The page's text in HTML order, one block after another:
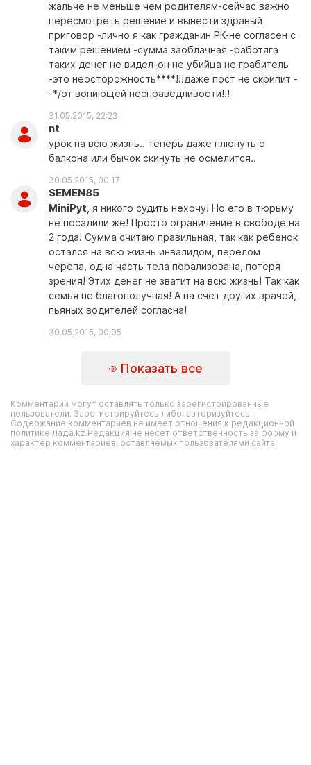
жальче не меньше чем родителям-сейчас важно
пересмотреть решение и вынести здравый
приговор -лично я как гражданин РК-не согласен с
таким решением -сумма заоблачная -работяга
таких денег не видел-он не убийца не грабитель
-это неосторожность****!!!даже пост не скрипит -
-*/от вопиющей несправедливости!!!
31.05.2015, 22:23
nt
урок на всю жизнь.. теперь даже плюнуть с
балкона или бычок скинуть не осмелится..
30.05.2015, 00:17
SEMEN85
MiniPyt , я никого судить нехочу! Но его в тюрьму
не посадили же! Просто ограничение в свободе на
2 года! Сумма считаю правильная, так как ребенок
остался на всю жизнь инвалидом, перелом
черепа, одна часть тела порализована, потеря
зрения! Этих денег не зватит на всю жизнь! Так как
семья не благополучная! А на счет других врачей,
пьяных водителей согласна!
30.05.2015, 00:05
Показать все
Комментарии могут оставлять только зарегистрированные
пользователи. Зарегистрируйтесь либо, авторизуйтесь.
Содержание комментариев не имеет отношения к редакционной
политике Лада.kz.Редакция не несет ответственность за форму и
характер комментариев, оставляемых пользователями сайта.